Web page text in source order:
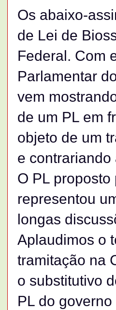
Os abaixo-
de Lei de
Federal. Com
Parlamentar
vem
de um PL em
objeto de um
e
O PL
representou
longas
Aplaudimos o
tramitação na
o substitutivo
PL do